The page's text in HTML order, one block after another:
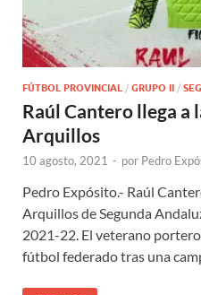
FÚTBOL PROVINCIAL / GRUPO II /
Raúl Cantero llega a
Arquillos
10 agosto, 2021 - por Pedro
Pedro Expósito.- Raúl
Arquillos de Segunda
2021-22. El veterano
fútbol federado tras una